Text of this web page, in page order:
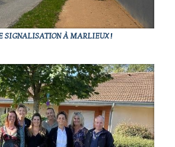
SIGNALISATION À MARLIEUX !